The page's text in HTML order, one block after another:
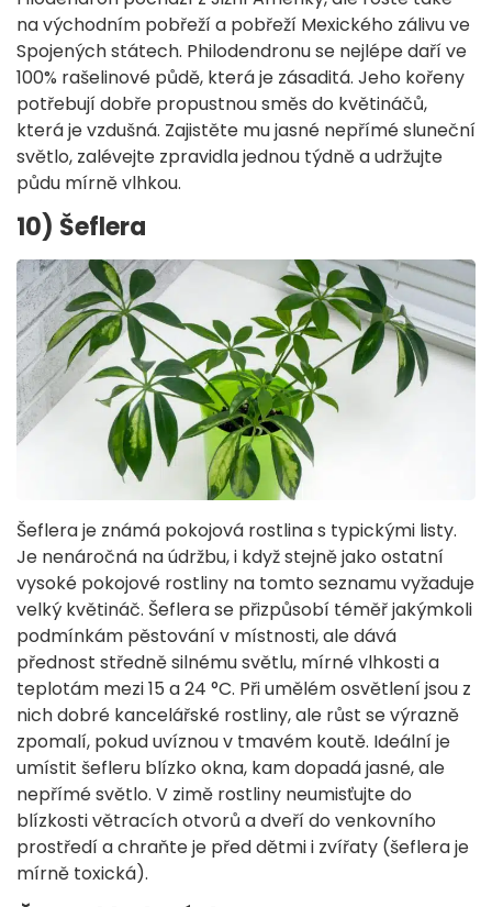
na východním pobřeží a pobřeží Mexického zálivu ve
Spojených státech. Philodendronu se nejlépe daří ve
100% rašelinové půdě, která je zásaditá. Jeho kořeny
potřebují dobře propustnou směs do květináčů,
která je vzdušná. Zajistěte mu jasné nepřímé sluneční
světlo, zalévejte zpravidla jednou týdně a udržujte
půdu mírně vlhkou.
10) Šeflera
Šeflera je známá pokojová rostlina s typickými listy.
Je nenáročná na údržbu, i když stejně jako ostatní
vysoké pokojové rostliny na tomto seznamu vyžaduje
velký květináč. Šeflera se přizpůsobí téměř jakýmkoli
podmínkám pěstování v místnosti, ale dává
přednost středně silnému světlu, mírné vlhkosti a
teplotám mezi 15 a 24 °C. Při umělém osvětlení jsou z
nich dobré kancelářské rostliny, ale růst se výrazně
zpomalí, pokud uvíznou v tmavém koutě. Ideální je
umístit šefleru blízko okna, kam dopadá jasné, ale
nepřímé světlo. V zimě rostliny neumisťujte do
blízkosti větracích otvorů a dveří do venkovního
prostředí a chraňte je před dětmi i zvířaty (šeflera je
mírně toxická).